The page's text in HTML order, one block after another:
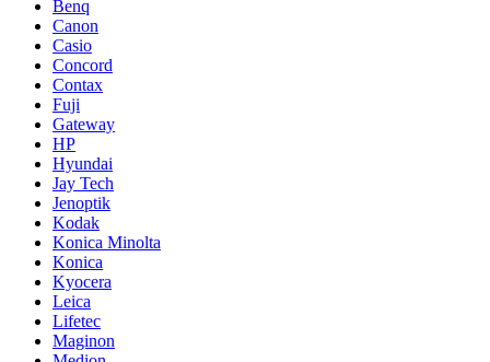
Benq
Canon
Casio
Concord
Contax
Fuji
Gateway
HP
Hyundai
Jay Tech
Jenoptik
Kodak
Konica Minolta
Konica
Kyocera
Leica
Lifetec
Maginon